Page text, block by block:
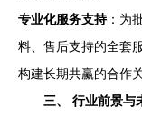
专业化服务支持：为
料、售后支持的全套
构建长期共赢的合作关
三、 行业前景与